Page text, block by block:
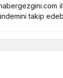
takip